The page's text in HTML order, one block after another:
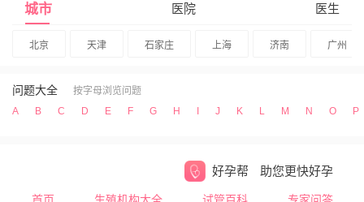
城市 医院 医生
北京 天津 石家庄 上海 济南 广州
问题大全
按字母浏览问题
A
B C D E F G H I J K L M N O P
好孕帮 助您更快好孕